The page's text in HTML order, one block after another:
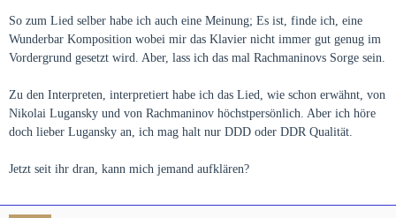
So zum Lied selber habe ich auch eine Meinung; Es ist, finde ich, eine
Wunderbar Komposition wobei mir das Klavier nicht immer gut genug im
Vordergrund gesetzt wird. Aber, lass ich das mal Rachmaninovs Sorge sein.
Zu den Interpreten, interpretiert habe ich das Lied, wie schon erwähnt, von
Nikolai Lugansky und von Rachmaninov höchstpersönlich. Aber ich höre
doch lieber Lugansky an, ich mag halt nur DDD oder DDR Qualität.
Jetzt seit ihr dran, kann mich jemand aufklären?